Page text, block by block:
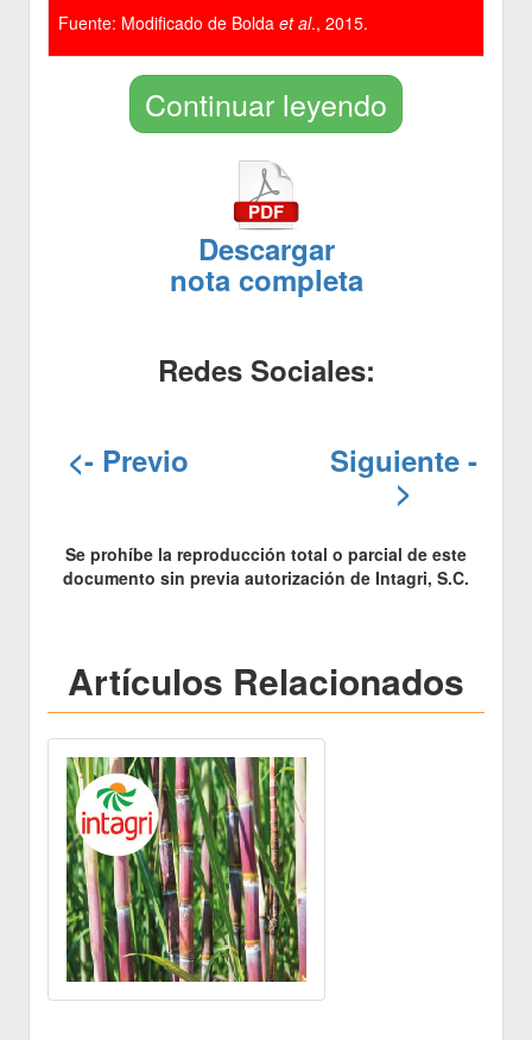
Fuente: Modificado de Bolda et al., 2015.
Continuar leyendo
Descargar
nota completa
Redes Sociales:
<- Previo Siguiente -
>
Se prohíbe la reproducción total o parcial de este
documento sin previa autorización de Intagri, S.C.
Artículos Relacionados